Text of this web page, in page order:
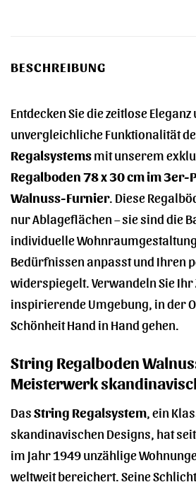
BESCHREIBUNG
Entdecken Sie die zeitlose Eleganz
unvergleichliche Funktionalität
Regalsystemsmit unserem
Regalboden 78 x 30 cm im 3er-
Walnuss-Furnier. Diese
nur Ablageflächen – sie sind die
individuelle
Bedürfnissen anpasst und Ihren
widerspiegelt. Verwandeln Sie Ihr
inspirierende Umgebung, in der
Schönheit Hand in Hand gehen.
String Regalboden
Meisterwerk
DasString Regalsystem , ein
skandinavischen Designs, hat
im Jahr 1949 unzählige
weltweit bereichert. Seine